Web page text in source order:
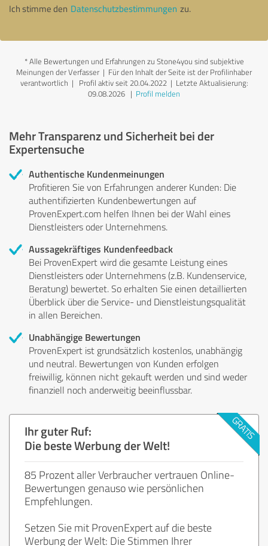
Ich stimme den Datenschutzbestimmungen zu.
*Alle Bewertungen und Erfahrungen zu Stone4you sind subjektive
Meinungen der Verfasser | Für den Inhalt der Seite ist der Profilinhaber
verantwortlich | Profil aktiv seit 20.04.2022 | Letzte Aktualisierung:
09.08.2026 | Profil melden
Mehr Transparenz und Sicherheit bei der
Expertensuche
Authentische Kundenmeinungen
Profitieren Sie von Erfahrungen anderer Kunden: Die
authentifizierten Kundenbewertungen auf
ProvenExpert.com helfen Ihnen bei der Wahl eines
Dienstleisters oder Unternehmens.
Aussagekräftiges Kundenfeedback
Bei ProvenExpert wird die gesamte Leistung eines
Dienstleisters oder Unternehmens (z.B. Kundenservice,
Beratung) bewertet. So erhalten Sie einen detaillierten
Überblick über die Service- und Dienstleistungsqualität
in allen Bereichen.
Unabhängige Bewertungen
ProvenExpert ist grundsätzlich kostenlos, unabhängig
und neutral. Bewertungen von Kunden erfolgen
freiwillig, können nicht gekauft werden und sind weder
finanziell noch anderweitig beeinflussbar.
Ihr guter Ruf:
Die beste Werbung der Welt!
85 Prozent aller Verbraucher vertrauen Online-
Bewertungen genauso wie persönlichen
Empfehlungen.
Setzen Sie mit ProvenExpert auf die beste
Werbung der Welt: Die Stimmen Ihrer